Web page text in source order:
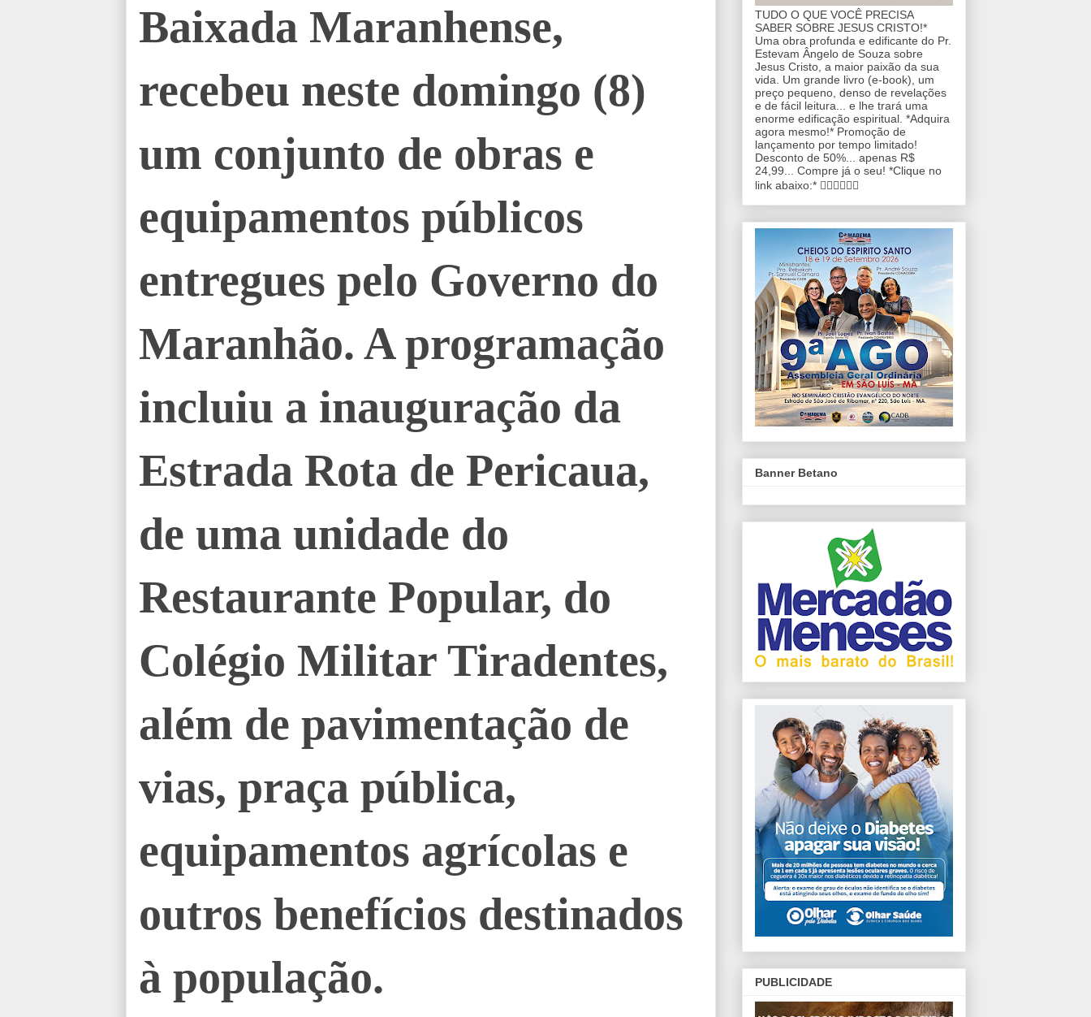
Baixada Maranhense,
recebeu neste domingo (8)
um conjunto de obras e
equipamentos públicos
entregues pelo Governo do
Maranhão. A programação
incluiu a inauguração da
Estrada Rota de Pericaua,
de uma unidade do
Restaurante Popular, do
Colégio Militar Tiradentes,
além de pavimentação de
vias, praça pública,
equipamentos agrícolas e
outros benefícios destinados
à população.
TUDO O QUE VOCÊ PRECISA
SABER SOBRE JESUS CRISTO!*
Uma obra profunda e edificante do Pr.
Estevam Ângelo de Souza sobre
Jesus Cristo, a maior paixão da sua
vida. Um grande livro (e-book), um
preço pequeno, denso de revelações
e de fácil leitura... e lhe trará uma
enorme edificação espiritual. *Adquira
agora mesmo!* Promoção de
lançamento por tempo limitado!
Desconto de 50%... apenas R$
24,99... Compre já o seu! *Clique no
link abaixo:* 👇🏼👇🏼👇🏼
Banner Betano
PUBLICIDADE